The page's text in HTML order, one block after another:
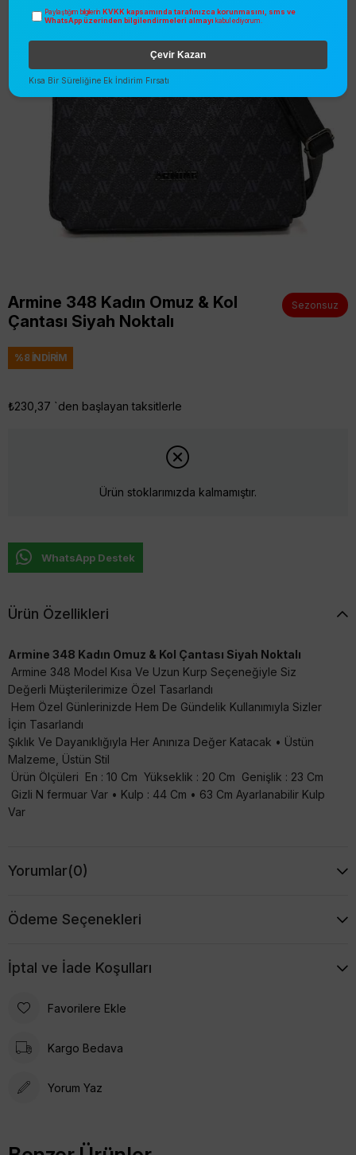
Armine 348 Kadın Omuz & Kol
Çantası Siyah Noktalı
Sezonsuz
%8 İNDIRIM
₺230,37 `den başlayan taksitlerle
Ürün stoklarımızda kalmamıştır.
WhatsApp Destek
Ürün Özellikleri
Armine 348 Kadın Omuz & Kol Çantası Siyah Noktalı
Armine 348 Model Kısa Ve Uzun Kurp Seçeneğiyle Siz
Değerli Müşterilerimize Özel Tasarlandı
Hem Özel Günlerinizde Hem De Gündelik Kullanımıyla Sizler
İçin Tasarlandı
Şıklık Ve Dayanıklığıyla Her Anınıza Değer Katacak • Üstün
Malzeme, Üstün Stil
Ürün Ölçüleri En : 10 Cm Yükseklik : 20 Cm Genişlik : 23 Cm
Gizli N fermuar Var • Kulp : 44 Cm • 63 Cm Ayarlanabilir Kulp
Var
Yorumlar(0)
Ödeme Seçenekleri
İptal ve İade Koşulları
Favorilere Ekle
Kargo Bedava
Yorum Yaz
Paylaştığım bilgilerin KVKK kapsamında tarafınızca korunmasını, sms ve
WhatsApp üzerinden bilgilendirmeleri almayı kabul ediyorum.
Çevir Kazan
Kısa Bir Süreliğine Ek İndirim Fırsatı